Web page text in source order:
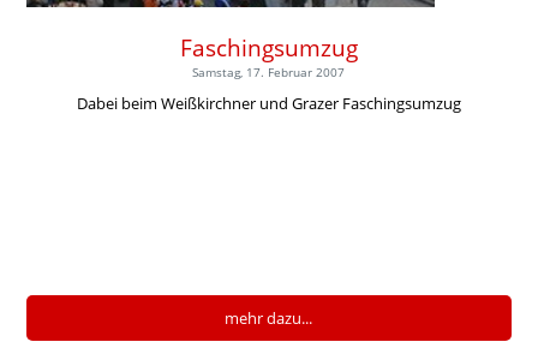
Faschingsumzug
Samstag, 17. Februar 2007
Dabei beim Weißkirchner und Grazer Faschingsumzug
mehr dazu...